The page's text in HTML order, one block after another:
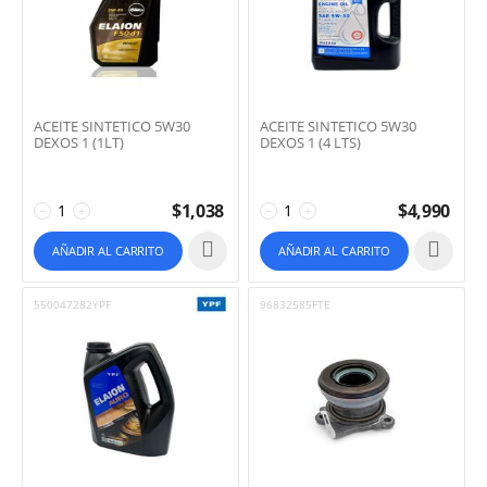
ACEITE SINTETICO 5W30
DEXOS 1 (1LT)
+
− $1,038
AÑADIR AL CARRITO
ACEITE SINTETICO 5W30
DEXOS 1 (4 LTS)
+
− $4,990
AÑADIR AL CARRITO
550047282YPF 96832585FTE